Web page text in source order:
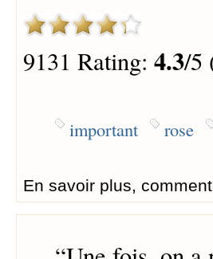
9131 Rating: 4.3/5
important rose
En savoir plus,